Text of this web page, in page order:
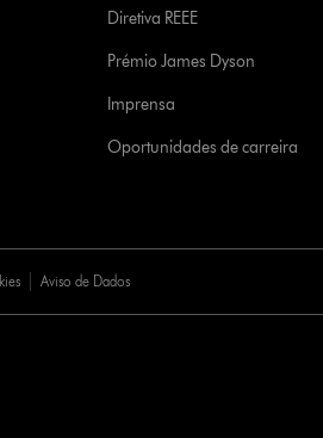
Diretiva REEE
Prémio James Dyson
Imprensa
Oportunidades de carreira
Aviso de Dados